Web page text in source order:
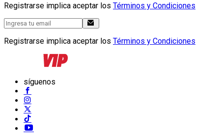
Registrarse implica aceptar los Términos y Condiciones
Registrarse implica aceptar los Términos y Condiciones
síguenos